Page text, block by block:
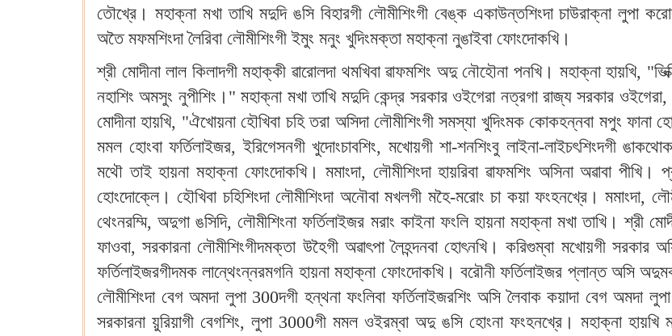
তৌখ্রে। মহাক্না মখা তাখি মদুদি ঙসি বিহারগী লৌমীশিংগী বেঙ্ক একাউন্তশিংদা চাউরাক্না লুপা
অতৈ মফমশিংদা লৈরিবা লৌমীশিংগী ইমুং মনুং খুদিংমক্তা মহাক্না নুঙাইবা ফোংদোকখি।
শ্রী মোদীনা লাল কিলাদগী মহাক্কী ৱারোলদা থমখিবা ৱাফমশিং অদু নৌহৌনা পনখি। মহাক্না হায়খি,
নহাশিং অমসুং নুপীশিং।" মহাক্না মখা তাখি মদুদি কেন্দ্র সরকার ওইগেরা নত্রগা রাজ্য সরকার
মোদীনা হায়খি, "ঐখোয়না হৌখিবা চহি তরা অসিদা লৌমীশিংগী সমস্যা খুদিংমক কোকহন্নবা মপুং ফানা
মমল হোংবা ফর্তিলাইজর, ইরিগেসনগী খুদোংচাবশিং, মখোয়গী শা-শনশিংবু লাইনা-লাইচৎশিংদগী
মথৌ তাই হায়না মহাক্না ফোংদোকখি। মমাংদা, লৌমীশিংদা হায়রিবা ৱাফমশিং অসিনা অৱাবা পীখি।
হোংদোক্লে। হৌখিবা চহিশিংদা লৌমীশিংদা অনৌবা মখলগী মহৈ-মরোং চা কয়া ফংহনখ্রে। মমাংদা,
থেংনরম্মি, অদুগা ঙসিদি, লৌমীশিংনা ফর্তিলাইজর মরাং কাইনা ফংলি হায়না মহাক্না মখা তাখি। শ্রী
ফাওবা, সরকারনা লৌমীশিংগীদমক্তা উহৈগী অৱাৎপা লৈহন্দনবা হোৎনখি। করিগুম্বা মখোয়গী সরকার
ফর্তিলাইজরগীদমক লান্থেংন্নরমগনি হায়না মহাক্না ফোংদোকখি। বরৌনী ফর্তিলাইজর প্লান্ত অসি
লৌমীশিংদা বেগ অমদা লুপা 300দগী হন্থনা ফংলিবা ফর্তিলাইজরশিং অসি লৈবাক কয়াদা বেগ অমদা
সরকারনা য়ুরিয়াগী বেগশিং, লুপা 3000গী মমল ওইরম্বা অদু ঙসি হোংনা ফংহনখ্রে। মহাক্না হায়খি